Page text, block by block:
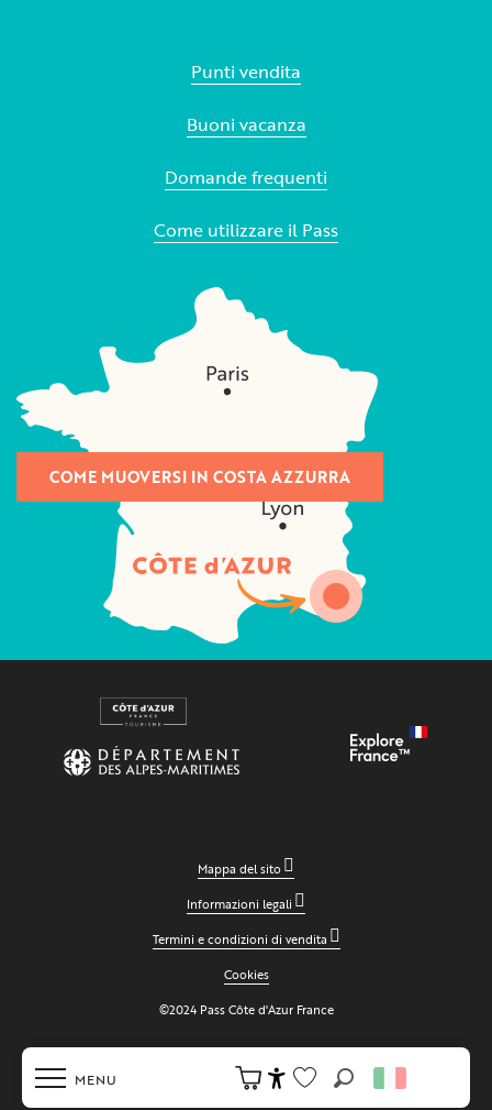
MENU
Accessibilité
Ricerca
Punti vendita
Buoni vacanza
Domande frequenti
Come utilizzare il Pass
COME MUOVERSI IN COSTA AZZURRA
Mappa del sito
Informazioni legali
Termini e condizioni di vendita
Cookies
©2024 Pass Côte d'Azur France